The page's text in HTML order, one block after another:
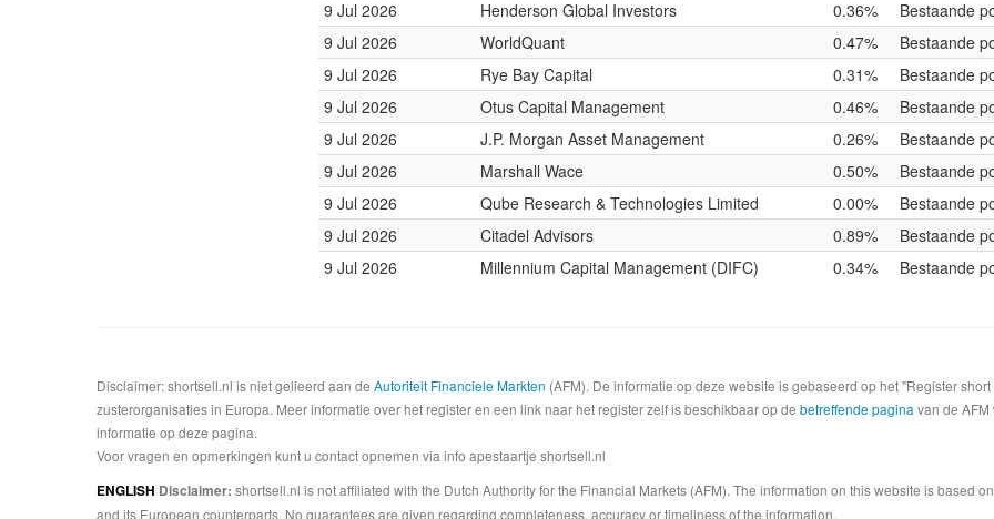
9 Jul 2026
Henderson Global Investors 0.36%
Bestaande
9 Jul 2026
WorldQuant 0.47%
Bestaande
9 Jul 2026
Rye Bay Capital 0.31%
Bestaande
9 Jul 2026
Otus Capital Management 0.46%
Bestaande
9 Jul 2026
J.P. Morgan Asset Management 0.26%
Bestaande
9 Jul 2026
Marshall Wace 0.50%
Bestaande
9 Jul 2026
Qube Research & Technologies Limited 0.00%
Bestaande
9 Jul 2026
Citadel Advisors 0.89%
Bestaande
9 Jul 2026
Millennium Capital Management (DIFC) 0.34% Bestaande
Disclaimer: shortsell.nl is niet gelieerd aan de Autoriteit Financiele Markten (AFM). De informatie op deze website is gebaseerd op het "Register
zusterorganisaties in Europa. Meer informatie over het register en een link naar het register zelf is beschikbaar op de betreffende pagina van de
informatie op deze pagina.
Voor vragen en opmerkingen kunt u contact opnemen via info apestaartje shortsell.nl
ENGLISH Disclaimer: shortsell.nl is not affiliated with the Dutch Authority for the Financial Markets (AFM). The information on this website is based
and its European counterparts. No guarantees are given regarding completeness, accuracy or timeliness of the information.